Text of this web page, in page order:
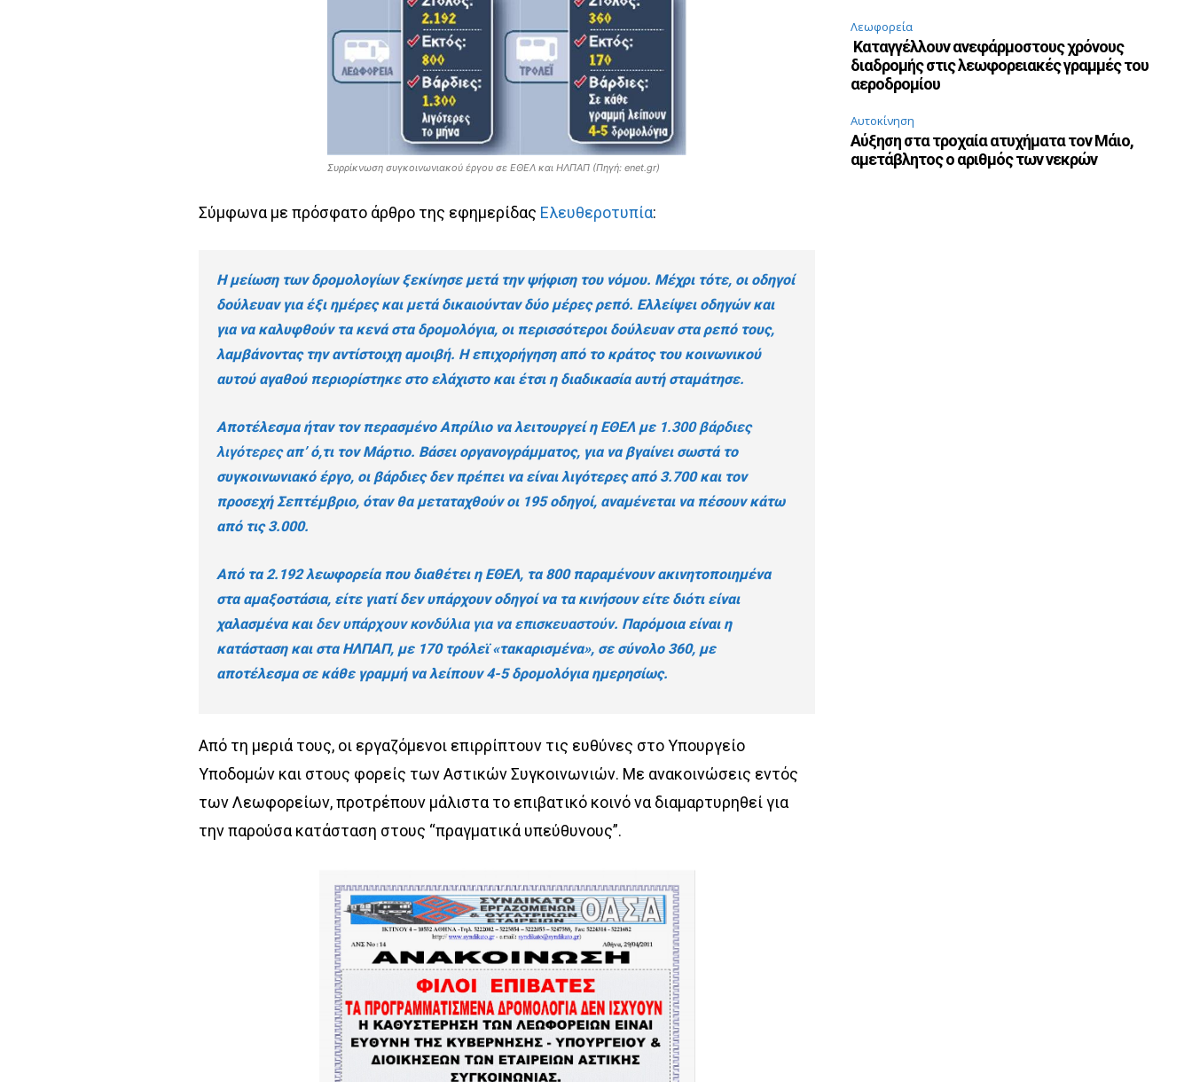
Συρρίκνωση συγκοινωνιακού έργου σε ΕΘΕΛ και ΗΛΠΑΠ (Πηγή: enet.gr)
Σύμφωνα με πρόσφατο άρθρο της εφημερίδας Ελευθεροτυπία:
Η μείωση των δρομολογίων ξεκίνησε μετά την ψήφιση του νόμου. Μέχρι τότε, οι οδηγοί
δούλευαν για έξι ημέρες και μετά δικαιούνταν δύο μέρες ρεπό. Ελλείψει οδηγών και
για να καλυφθούν τα κενά στα δρομολόγια, οι περισσότεροι δούλευαν στα ρεπό τους,
λαμβάνοντας την αντίστοιχη αμοιβή. Η επιχορήγηση από το κράτος του κοινωνικού
αυτού αγαθού περιορίστηκε στο ελάχιστο και έτσι η διαδικασία αυτή σταμάτησε.
Αποτέλεσμα ήταν τον περασμένο Απρίλιο να λειτουργεί η ΕΘΕΛμε 1.300 βάρδιες
λιγότερεςαπ’ ό,τι τον Μάρτιο. Βάσει οργανογράμματος, για να βγαίνει σωστά το
συγκοινωνιακό έργο, οι βάρδιες δεν πρέπει να είναι λιγότερες από 3.700 και τον
προσεχή Σεπτέμβριο, όταν θα μεταταχθούν οι 195 οδηγοί, αναμένεται να πέσουν κάτω
από τις 3.000.
Από τα 2.192 λεωφορεία που διαθέτει η ΕΘΕΛ, τα 800 παραμένουν ακινητοποιημένα
στα αμαξοστάσια, είτε γιατί δεν υπάρχουν οδηγοί να τα κινήσουν είτε διότι είναι
χαλασμένα και δεν υπάρχουν κονδύλια για να επισκευαστούν. Παρόμοια είναι η
κατάσταση και στα ΗΛΠΑΠ, με 170 τρόλεϊ «τακαρισμένα», σε σύνολο 360, με
αποτέλεσμα σε κάθε γραμμή να λείπουν 4-5 δρομολόγια ημερησίως.
Από τη μεριά τους, οι εργαζόμενοι επιρρίπτουν τις ευθύνες στο Υπουργείο
Υποδομών και στους φορείς των Αστικών Συγκοινωνιών. Με ανακοινώσεις εντός
των Λεωφορείων, προτρέπουν μάλιστα το επιβατικό κοινό να διαμαρτυρηθεί για
την παρούσα κατάσταση στους “πραγματικά υπεύθυνους”.
Λεωφορεία
Καταγγέλλουν ανεφάρμοστους χρόνους
διαδρομής στις λεωφορειακές γραμμές του
αεροδρομίου
Αυτοκίνηση
Αύξηση στα τροχαία ατυχήματα τον Μάιο,
αμετάβλητος ο αριθμός των νεκρών